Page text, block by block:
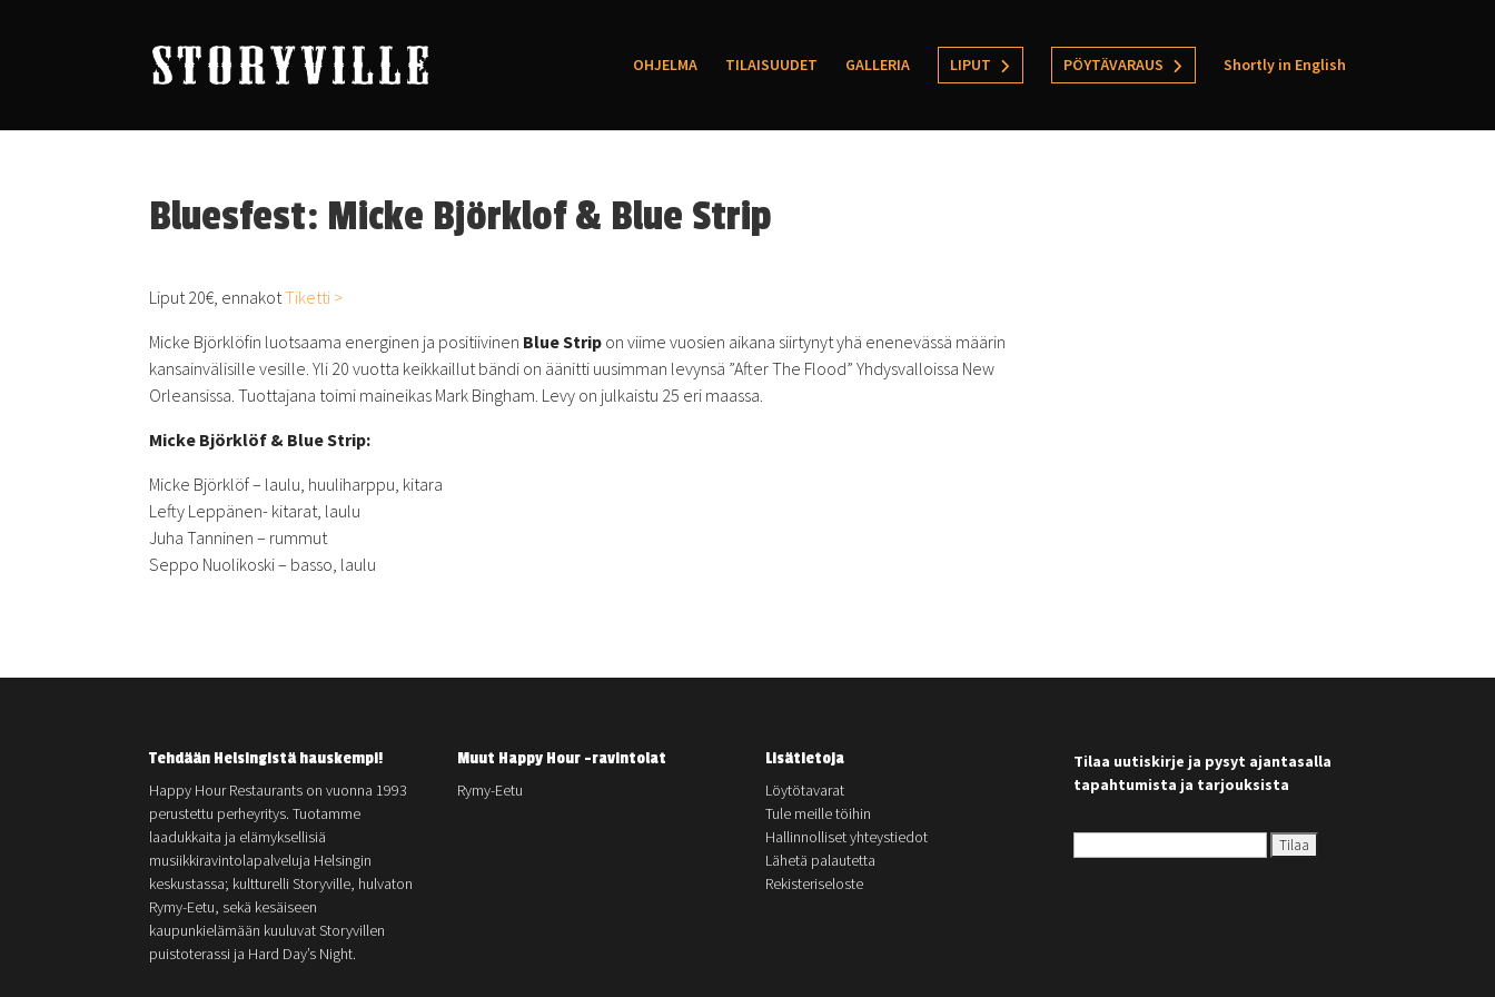
OHJELMA TILAISUUDET GALLERIA LIPUT PÖYTÄVARAUS Shortly in English
Bluesfest: Micke Björklof & Blue Strip
Liput 20€, ennakotTiketti >
Micke Björklöfin luotsaama energinen ja positiivinen Blue Strip on viime vuosien aikana siirtynyt yhä enenevässä määrin
kansainvälisille vesille. Yli 20 vuotta keikkaillut bändi on äänitti uusimman levynsä ”After The Flood” Yhdysvalloissa New
Orleansissa. Tuottajana toimi maineikas Mark Bingham. Levy on julkaistu 25 eri maassa.
Micke Björklöf & Blue Strip:
Micke Björklöf – laulu, huuliharppu, kitara
Lefty Leppänen- kitarat, laulu
Juha Tanninen – rummut
Seppo Nuolikoski – basso, laulu
Tehdään Helsingistä hauskempi!
Happy Hour Restaurants on vuonna 1993
perustettu perheyritys. Tuotamme
laadukkaita ja elämyksellisiä
musiikkiravintolapalveluja Helsingin
keskustassa; kultturelli Storyville, hulvaton
Rymy-Eetu, sekä kesäiseen
kaupunkielämään kuuluvat Storyvillen
puistoterassi ja Hard Day’s Night.
Muut Happy Hour -ravintolat
Rymy-Eetu
Lisätietoja
Löytötavarat
Tule meille töihin
Hallinnolliset yhteystiedot
Lähetä palautetta
Rekisteriseloste
Tilaa uutiskirje ja pysyt ajantasalla
tapahtumista ja tarjouksista